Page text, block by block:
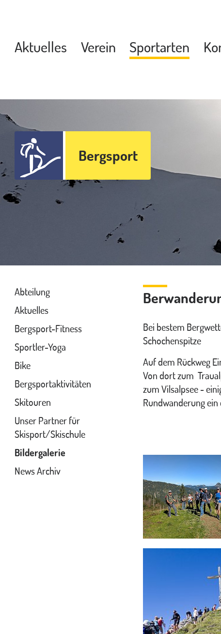
Aktuelles Verein Sportarten
Bergsport
Abteilung
Aktuelles
Bergsport-Fitness
Sportler-Yoga
Bike
Bergsportaktivitäten
Skitouren
Unser Partner für
Skisport/Skischule
Bildergalerie
News Archiv
Bei bestem
Schochenspitze
Auf dem Rückweg
Von dort zum
zum Vilsalpsee -
Rundwanderung